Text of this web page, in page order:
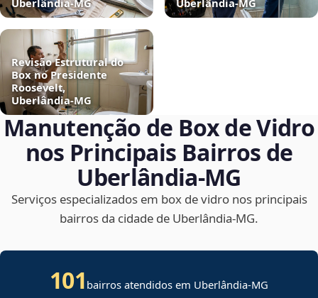
Uberlândia‑MG Uberlândia‑MG
Revisão Estrutural do
Box no Presidente
Roosevelt,
Uberlândia‑MG
Manutenção de Box de Vidro
nos Principais Bairros de
Uberlândia‑MG
Serviços especializados em box de vidro nos principais
bairros da cidade de Uberlândia‑MG.
101 bairros atendidos em Uberlândia-MG